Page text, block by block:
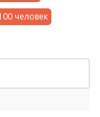
человек